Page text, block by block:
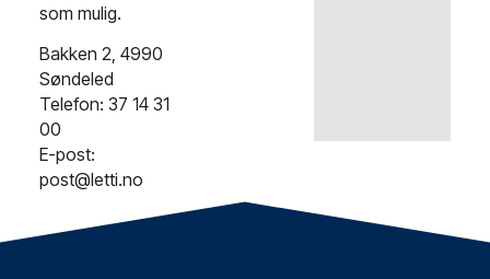
som mulig.
Bakken 2, 4990
Søndeled
Telefon: 37 14 31
00
E-post:
post@letti.no